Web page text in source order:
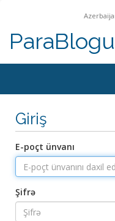
Giriş
E-poçt ünvanı
Şifrə